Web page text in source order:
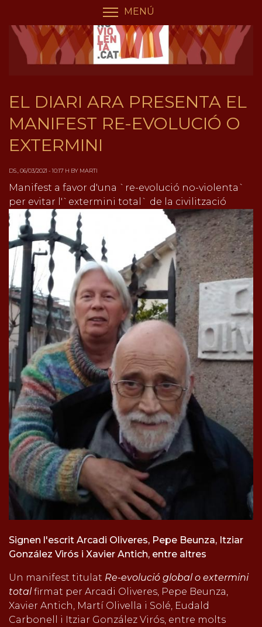
contingut
MENÚ
EL DIARI ARA PRESENTA EL
MANIFEST RE-EVOLUCIÓ O
EXTERMINI
DS., 06/03/2021 - 10:17 H BY MARTI
Manifest a favor d'una `re-evolució no-violenta`
per evitar l'`extermini total` de la civilització
Signen l'escrit Arcadi Oliveres, Pepe Beunza, Itziar
González Virós i Xavier Antich, entre altres
Un manifest titulat Re-evolució global o extermini
totalfirmat per Arcadi Oliveres, Pepe Beunza,
Xavier Antich, Martí Olivella i Solé, Eudald
Carbonell i Itziar González Virós, entre molts
Panell de gestió de galetes